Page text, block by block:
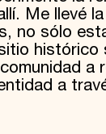
Me llevé
no sólo
histórico
a
a